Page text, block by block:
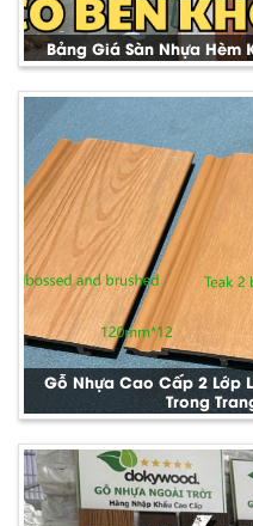
Bảng Giá Sàn Nhựa Hèm
Gỗ Nhựa Cao Cấp 2 Lớp
Trong